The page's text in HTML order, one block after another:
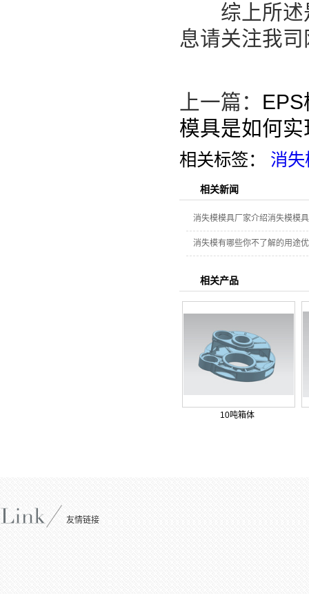
综上所述
息请关注我
上一篇：
模具是如何
相关标签： 消
相关新闻
消失模模具厂家介绍消失模模
消失模有哪些你不了解的用途
相关产品
10吨箱体
友情链接